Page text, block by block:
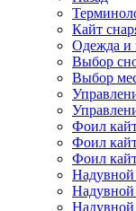
Кайт
Одежда и
Выбор
Выбор
Фоил
Фоил
Фоил
Надувной
Надувной
Надувной